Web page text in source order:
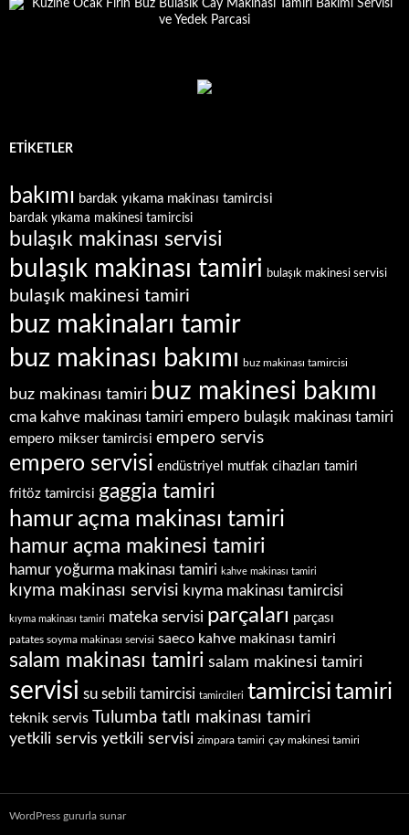
ETIKETLER
bakımı bardak yıkama makinası tamircisi
bardak yıkama makinesi tamircisi
bulaşık makinası servisi
bulaşık makinası tamiri bulaşık makinesi servisi
bulaşık makinesi tamiri
buz makinaları tamir
buz makinası bakımı buz makinası tamircisi
buz makinası tamiri buz makinesi bakımı
cma kahve makinası tamiri empero bulaşık makinası tamiri
empero mikser tamircisi empero servis
empero servisi endüstriyel mutfak cihazları tamiri
fritöz tamircisi gaggia tamiri
hamur açma makinası tamiri
hamur açma makinesi tamiri
hamur yoğurma makinası tamiri kahve makinası tamiri
kıyma makinası servisi kıyma makinası tamircisi
kıyma makinası tamiri mateka servisi parçaları parçası
patates soyma makinası servisi saeco kahve makinası tamiri
salam makinası tamiri salam makinesi tamiri
servisi su sebili tamircisi tamircileri tamircisi tamiri
teknik servis Tulumba tatlı makinası tamiri
yetkili servis yetkili servisi zimpara tamiri çay makinesi tamiri
WordPress gururla sunar